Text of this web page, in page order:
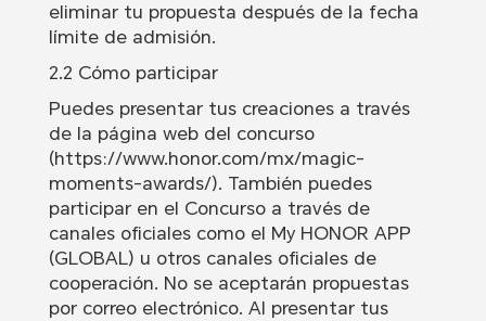
eliminar tu propuesta después de la fecha
límite de admisión.
2.2 Cómo participar
Puedes presentar tus creaciones a través
de la página web del concurso
(https://www.honor.com/mx/magic-
moments-awards/). También puedes
participar en el Concurso a través de
canales oficiales como el My HONOR APP
(GLOBAL) u otros canales oficiales de
cooperación. No se aceptarán propuestas
por correo electrónico. Al presentar tus